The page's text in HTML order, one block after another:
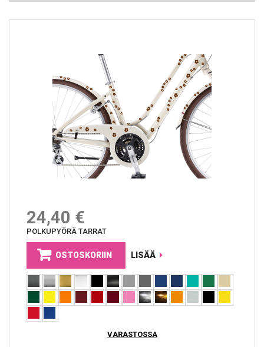
24,40 €
POLKUPYÖRÄ TARRAT
OSTOSKORIIN LISÄÄ
VARASTOSSA